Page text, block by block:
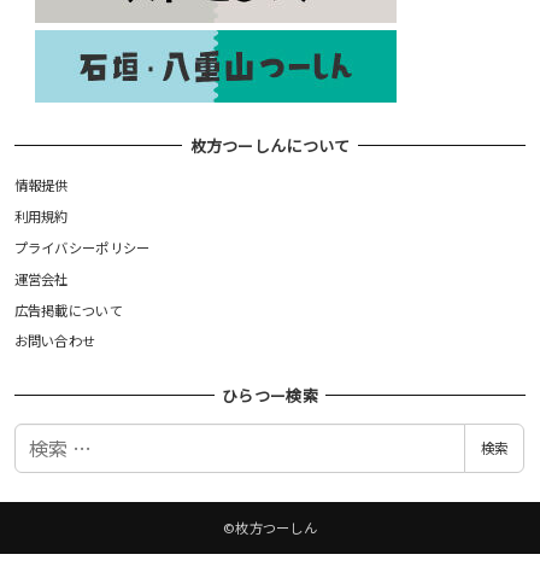
枚方つーしんについて
情報提供
利用規約
プライバシーポリシー
運営会社
広告掲載について
お問い合わせ
ひらつー検索
検
検索
©枚方つーしん